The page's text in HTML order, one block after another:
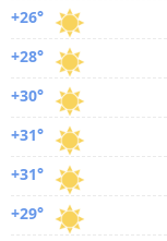
+26°
+28°
+30°
+31°
+31°
+29°